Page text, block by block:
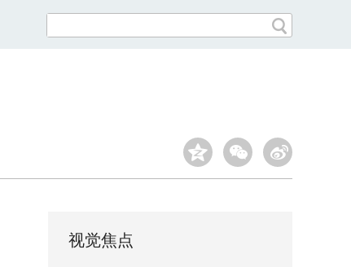
视觉焦点